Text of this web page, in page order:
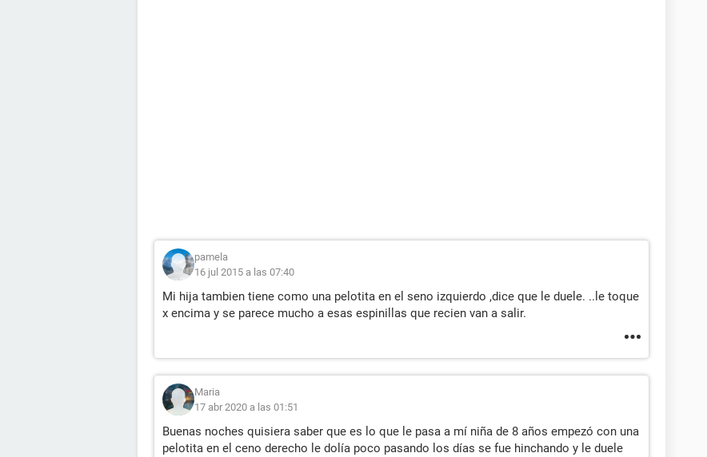
pamela
16 jul 2015 a las 07:40
Mi hija tambien tiene como una pelotita en el seno izquierdo ,dice que le duele. ..le toque
x encima y se parece mucho a esas espinillas que recien van a salir.
Maria
17 abr 2020 a las 01:51
Buenas noches quisiera saber que es lo que le pasa a mí niña de 8 años empezó con una
pelotita en el ceno derecho le dolía poco pasando los días se fue hinchando y le duele